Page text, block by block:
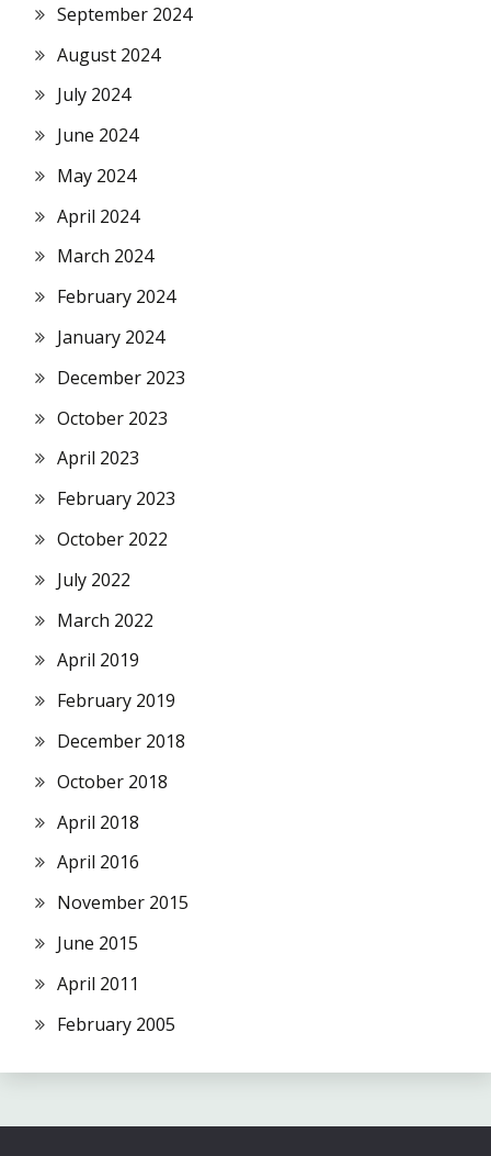
September 2024
August 2024
July 2024
June 2024
May 2024
April 2024
March 2024
February 2024
January 2024
December 2023
October 2023
April 2023
February 2023
October 2022
July 2022
March 2022
April 2019
February 2019
December 2018
October 2018
April 2018
April 2016
November 2015
June 2015
April 2011
February 2005